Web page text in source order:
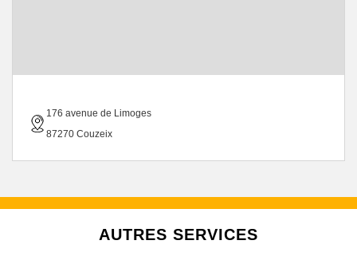
176 avenue de Limoges
87270 Couzeix
AUTRES SERVICES